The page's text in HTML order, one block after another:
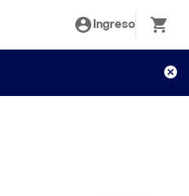
Ingreso